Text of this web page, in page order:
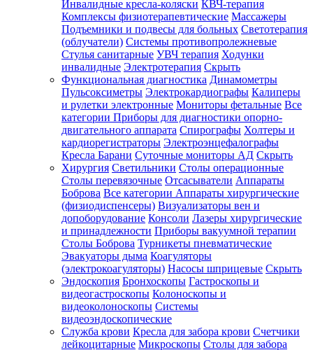
Инвалидные кресла-коляски КВЧ-терапия
Комплексы физиотерапевтические Массажеры
Подъемники и подвесы для больных Светотерапия
(облучатели) Системы противопролежневые
Стулья санитарные УВЧ терапия Ходунки
инвалидные Электротерапия Скрыть
Функциональная диагностика Динамометры
Пульсоксиметры Электрокардиографы Калиперы
и рулетки электронные Мониторы фетальные Все
категории Приборы для диагностики опорно-
двигательного аппарата Спирографы Холтеры и
кардиорегистраторы Электроэнцефалографы
Кресла Барани Суточные мониторы АД Скрыть
Хирургия Светильники Столы операционные
Столы перевязочные Отсасыватели Аппараты
Боброва Все категории Аппараты хирургические
(физиодиспенсеры) Визуализаторы вен и
допоборудование Консоли Лазеры хирургические
и принадлежности Приборы вакуумной терапии
Столы Боброва Турникеты пневматические
Эвакуаторы дыма Коагуляторы
(электрокоагуляторы) Насосы шприцевые Скрыть
Эндоскопия Бронхоскопы Гастроскопы и
видеогастроскопы Колоноскопы и
видеоколоноскопы Системы
видеоэндоскопические
Служба крови Кресла для забора крови Счетчики
лейкоцитарные Микроскопы Столы для забора